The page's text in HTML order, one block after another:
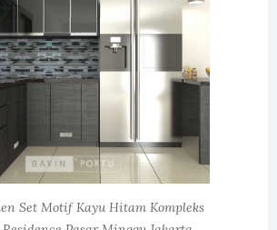
Set Motif Kayu Hitam Kompleks